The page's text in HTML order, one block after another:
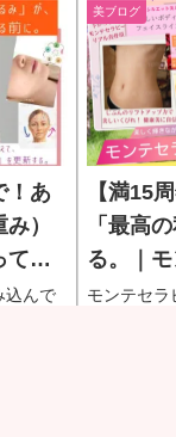
読み解いて
張りに耳を
をひとつひ
映画の場面
らすーっと
白さが戻り
っていただ
れていない
でに「き
いました
！あ
）
てき
込んで
美ブログ
【満15
「最高
る。｜
美・
モンテセラ